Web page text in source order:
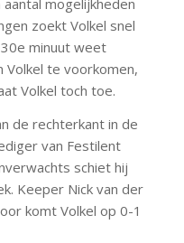
mogelijkheden
zoekt Volkel snel
minuut weet
Volkel te voorkomen,
Volkel toch toe.
de rechterkant in de
van Festilent
schiet hij
Keeper Nick van der
komt Volkel op 0-1